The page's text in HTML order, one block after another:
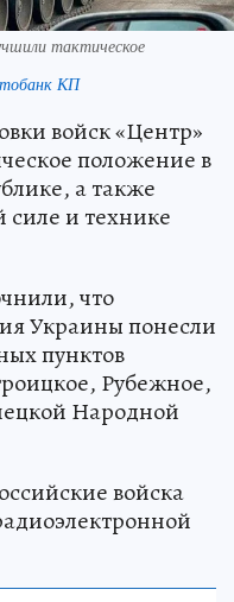
тактическое
КП
войск «Центр»
положение в
а также
и технике
что
Украины понесли
пунктов
Рубежное,
Народной
войска